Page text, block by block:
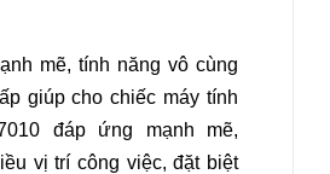
mẽ, tính năng vô cùng
giúp cho chiếc máy tính
đáp ứng mạnh mẽ,
vị trí công việc, đặt biệt